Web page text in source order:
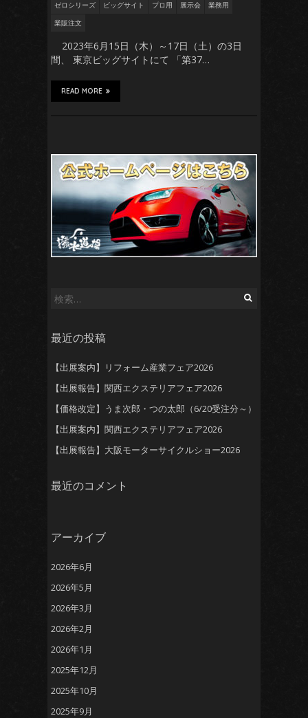
ゼロシリーズ
ビッグサイト プロ用 展示会
業務用
業販注文
2023年6月15日（木）～17日（土）の3日
間、 東京ビッグサイトにて 「第37…
READ MORE
検
最近の投稿
【出展案内】リフォーム産業フェア2026
【出展報告】関西エクステリアフェア2026
【価格改定】うま次郎・つの太郎（6/20受注分～）
【出展案内】関西エクステリアフェア2026
【出展報告】大阪モーターサイクルショー2026
最近のコメント
アーカイブ
2026年6月
2026年5月
2026年3月
2026年2月
2026年1月
2025年12月
2025年10月
2025年9月